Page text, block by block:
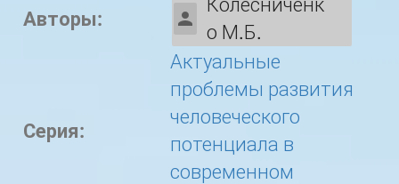
Авторы:
Колесниченк
о М.Б.
Серия:
Актуальные
проблемы развития
человеческого
потенциала в
современном